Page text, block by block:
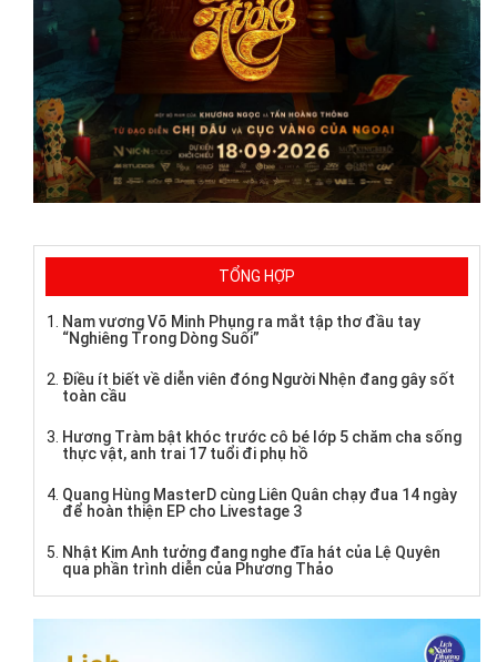
TỔNG HỢP
Nam vương Võ Minh Phụng ra mắt tập thơ đầu tay
“Nghiêng Trong Dòng Suối”
Điều ít biết về diễn viên đóng Người Nhện đang gây sốt
toàn cầu
Hương Tràm bật khóc trước cô bé lớp 5 chăm cha sống
thực vật, anh trai 17 tuổi đi phụ hồ
Quang Hùng MasterD cùng Liên Quân chạy đua 14 ngày
để hoàn thiện EP cho Livestage 3
Nhật Kim Anh tưởng đang nghe đĩa hát của Lệ Quyên
qua phần trình diễn của Phương Thảo